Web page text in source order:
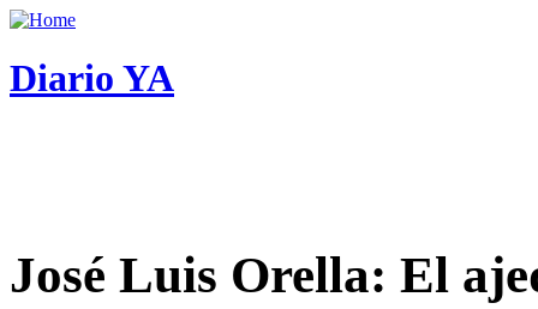
Diario YA
José Luis Orella: El